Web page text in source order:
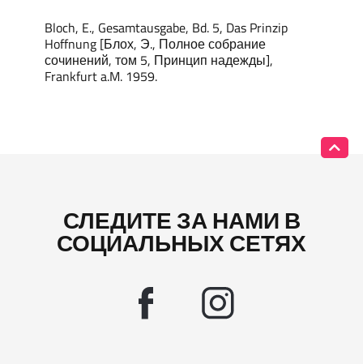
Bloch, E., Gesamtausgabe, Bd. 5, Das Prinzip
Hoffnung [Блох, Э., Полное собрание
сочинений, том 5, Принцип надежды],
Frankfurt a.M. 1959.
СЛЕДИТЕ ЗА НАМИ В
СОЦИАЛЬНЫХ СЕТЯХ